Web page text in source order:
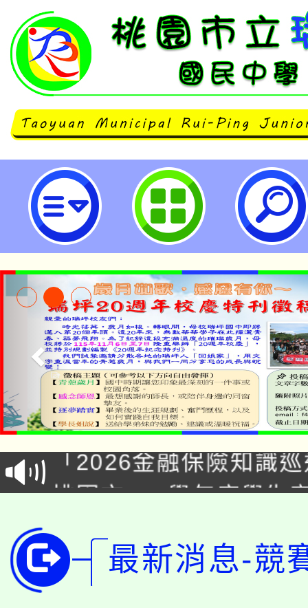
「Bingo！農業影音大挑戰」活動
國民中學
公告本校115學年度第
代理(課)教師甄選結果(
「2026金融保險知識
車」活動
桃園市115學年度學生
代理(課)教師甄選結果(
公告本校115學年度第
代理(課)教師甄選結果
轉知中國文化大學推廣
最新消息-競